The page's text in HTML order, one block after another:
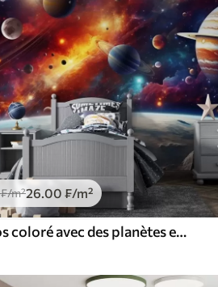
₣/m²26 .00 ₣/m²
Cosmos coloré avec des planètes et des nébuleuses